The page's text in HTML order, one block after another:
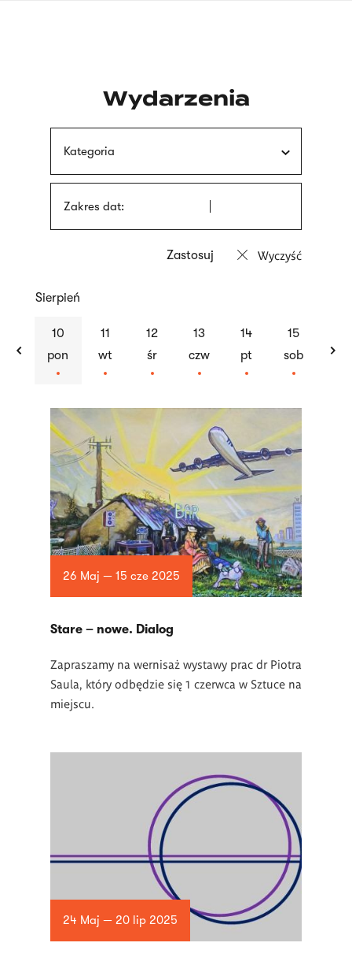
Wydarzenia
Kategoria
Zakres dat:
Wyczyść
previous
Sierpień
10
pon
11
wt
12
śr
13
czw
14
pt
15
sob
Lista
artykułów
26 Maj — 15 cze 2025
Stare – nowe. Dialog
Zapraszamy na wernisaż wystawy prac dr Piotra
Saula, który odbędzie się 1 czerwca w Sztuce na
miejscu.
24 Maj — 20 lip 2025